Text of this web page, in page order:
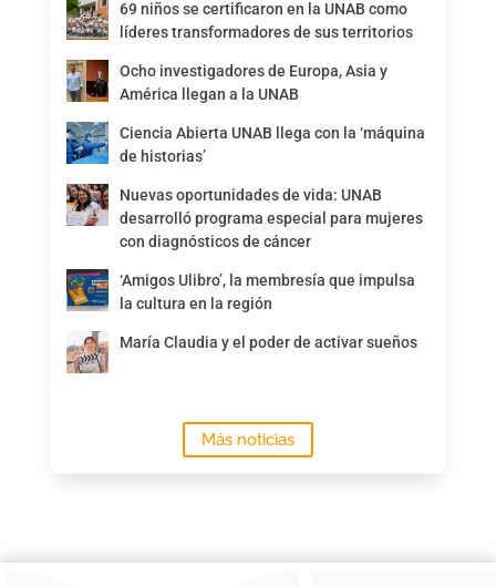
69 niños se certificaron en la UNAB como
líderes transformadores de sus territorios
Ocho investigadores de Europa, Asia y
América llegan a la UNAB
Ciencia Abierta UNAB llega con la ‘máquina
de historias’
Nuevas oportunidades de vida: UNAB
desarrolló programa especial para mujeres
con diagnósticos de cáncer
‘Amigos Ulibro’, la membresía que impulsa
la cultura en la región
María Claudia y el poder de activar sueños
Más noticias